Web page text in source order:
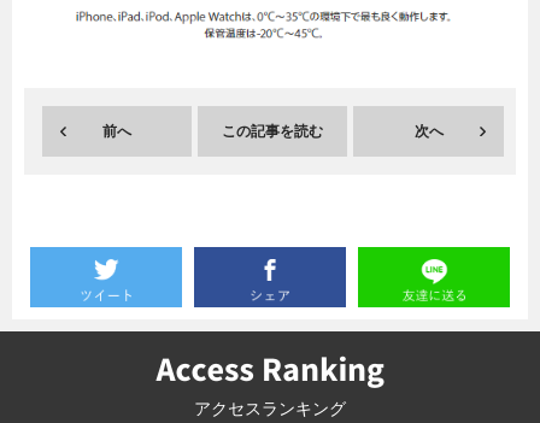
暮らし エンタメ
連載一覧
前へ この記事を読む 次へ
アクセスランキング